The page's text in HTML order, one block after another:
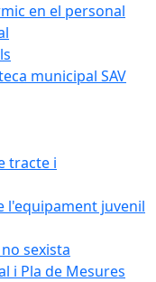
en el personal
municipal SAV
tracte i
l'equipament juvenil
sexista
i Pla de Mesures